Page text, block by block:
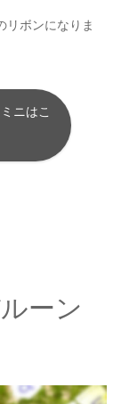
リボンになりま
ニはこ
ーン